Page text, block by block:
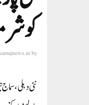
کو
by
نئی دہلی،